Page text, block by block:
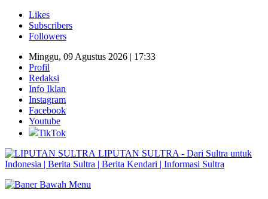
Likes
Subscribers
Followers
Minggu, 09 Agustus 2026 | 17:33
Profil
Redaksi
Info Iklan
Instagram
Facebook
Youtube
TikTok
LIPUTAN SULTRA - Dari Sultra untuk
Indonesia | Berita Sultra | Berita Kendari | Informasi Sultra